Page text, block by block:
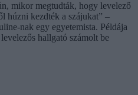
mikor megtudták, hogy levelező
húzni kezdték a szájukat” –
nak egy egyetemista. Példája
hallgató számolt be